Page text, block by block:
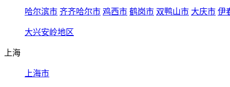
哈尔滨市 齐齐哈尔市 鸡西市 鹤岗市 双鸭山市 大庆市 伊
大兴安岭地区
上海
上海市